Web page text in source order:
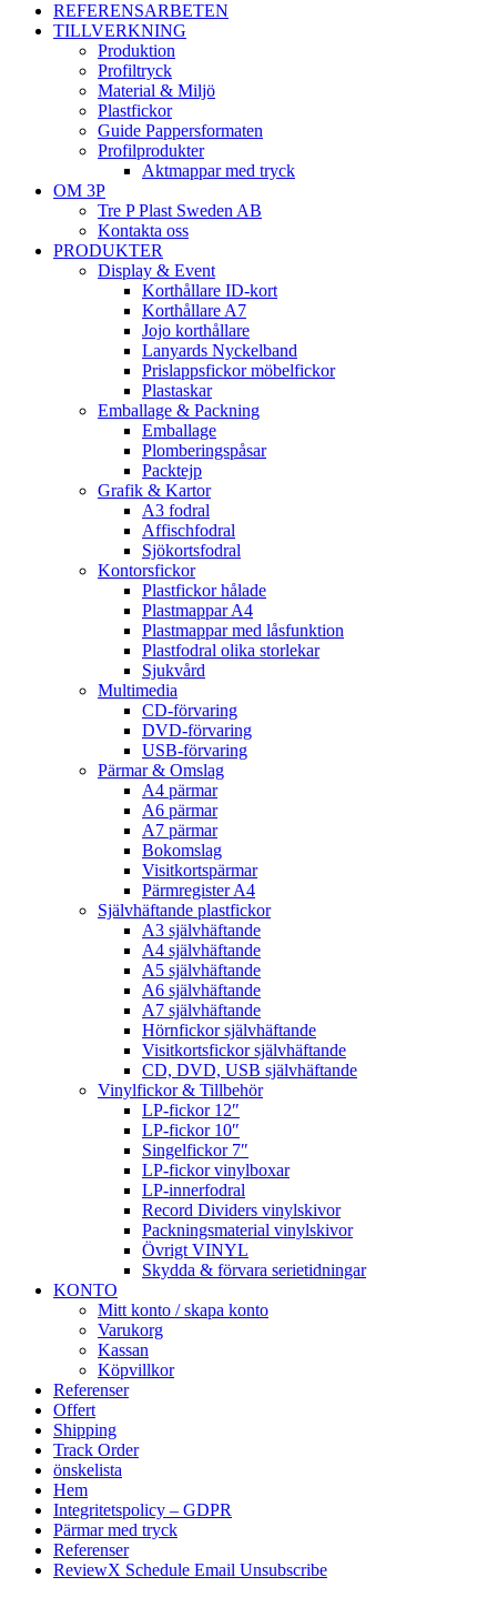
REFERENSARBETEN
TILLVERKNING
Produktion
Profiltryck
Material & Miljö
Plastfickor
Guide Pappersformaten
Profilprodukter
Aktmappar med tryck
OM 3P
Tre P Plast Sweden AB
Kontakta oss
PRODUKTER
Display & Event
Korthållare ID-kort
Korthållare A7
Jojo korthållare
Lanyards Nyckelband
Prislappsfickor möbelfickor
Plastaskar
Emballage & Packning
Emballage
Plomberingspåsar
Packtejp
Grafik & Kartor
A3 fodral
Affischfodral
Sjökortsfodral
Kontorsfickor
Plastfickor hålade
Plastmappar A4
Plastmappar med låsfunktion
Plastfodral olika storlekar
Sjukvård
Multimedia
CD-förvaring
DVD-förvaring
USB-förvaring
Pärmar & Omslag
A4 pärmar
A6 pärmar
A7 pärmar
Bokomslag
Visitkortspärmar
Pärmregister A4
Självhäftande plastfickor
A3 självhäftande
A4 självhäftande
A5 självhäftande
A6 självhäftande
A7 självhäftande
Hörnfickor självhäftande
Visitkortsfickor självhäftande
CD, DVD, USB självhäftande
Vinylfickor & Tillbehör
LP-fickor 12″
LP-fickor 10″
Singelfickor 7″
LP-fickor vinylboxar
LP-innerfodral
Record Dividers vinylskivor
Packningsmaterial vinylskivor
Övrigt VINYL
Skydda & förvara serietidningar
KONTO
Mitt konto / skapa konto
Varukorg
Kassan
Köpvillkor
Referenser
Offert
Shipping
Track Order
önskelista
Hem
Integritetspolicy – GDPR
Pärmar med tryck
Referenser
ReviewX Schedule Email Unsubscribe